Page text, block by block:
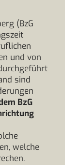
(BzG
und von
sind
BzG
welche